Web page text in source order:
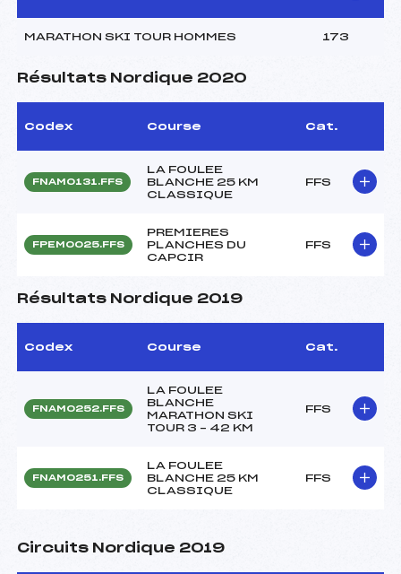
MARATHON SKI TOUR HOMMES 173
Résultats Nordique 2020
Codex Course Cat.
FNAM0131.FFS
LA FOULEE
BLANCHE 25 KM
CLASSIQUE
FFS
FPEM0025.FFS
PREMIERES
PLANCHES DU
CAPCIR
FFS
Résultats Nordique 2019
Codex Course Cat.
FNAM0252.FFS
LA FOULEE
BLANCHE
MARATHON SKI
TOUR 3 – 42 KM
FFS
FNAM0251.FFS
LA FOULEE
BLANCHE 25 KM
CLASSIQUE
FFS
Circuits Nordique 2019